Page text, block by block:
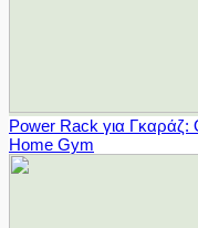
Power Rack για Γκαράζ:
Home Gym